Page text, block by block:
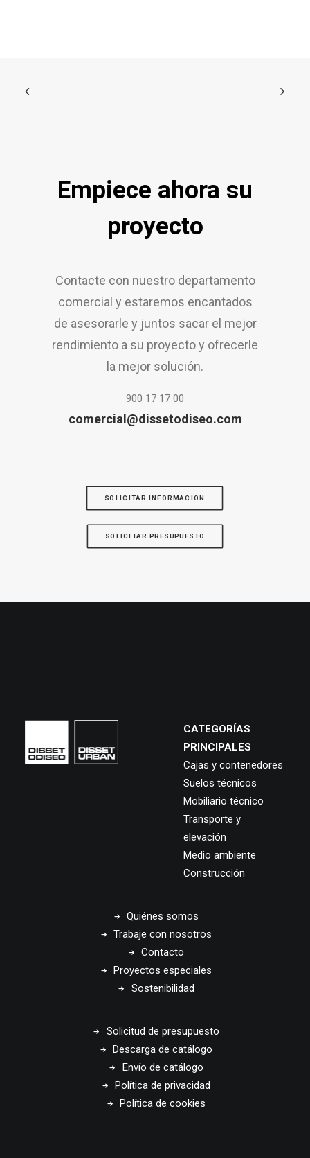
Empiece ahora su
proyecto
Contacte con nuestro departamento
comercial y estaremos encantados
de asesorarle y juntos sacar el mejor
rendimiento a su proyecto y ofrecerle
la mejor solución.
900 17 17 00
comercial@dissetodiseo.com
SOLICITAR INFORMACIÓN
SOLICITAR PRESUPUESTO
CATEGORÍAS
PRINCIPALES
Cajas y contenedores
Suelos técnicos
Mobiliario técnico
Transporte y
elevación
Medio ambiente
Construcción
Quiénes somos
Trabaje con nosotros
Contacto
Proyectos especiales
Sostenibilidad
Solicitud de presupuesto
Descarga de catálogo
Envío de catálogo
Política de privacidad
Política de cookies